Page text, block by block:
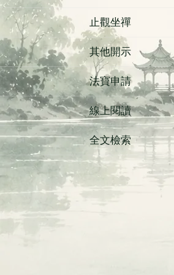
止觀坐禪
其他開示
法寶申請
線上閱讀
全文檢索